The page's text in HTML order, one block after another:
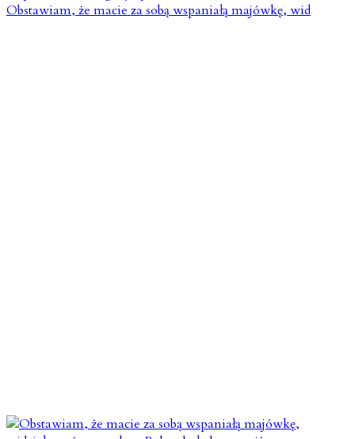
Obstawiam, że macie za sobą wspaniałą majówkę, wid